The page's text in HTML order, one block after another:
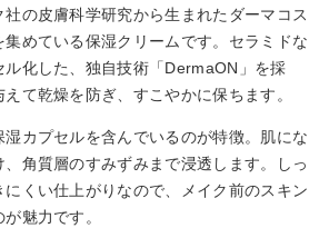
め、脂性肌の方や、湿度の高い夏場に
なる
めで、中身が少なくなってくると絞り出
の皮膚科学研究から生まれたダーマコス
集めている保湿クリームです。セラミドな
ル化した、独自技術「DermaON」を採
て乾燥を防ぎ、すこやかに保ちます。
湿カプセルを含んでいるのが特徴。肌にな
、角質層のすみずみまで浸透します。しっ
にくい仕上がりなので、メイク前のスキン
魅力です。